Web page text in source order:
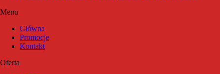
Menu
Główna
Promocje
Kontakt
Oferta